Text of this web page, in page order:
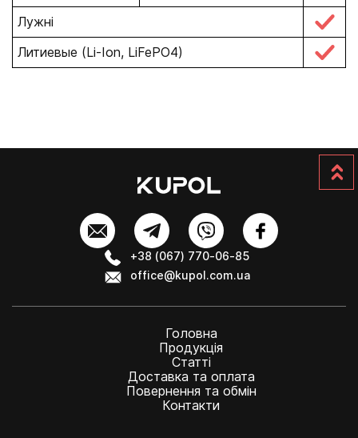
Лужні
Литиевые (Li-Ion, LiFePO4)
+38 (067) 770-06-85
office@kupol.com.ua
Головна
Продукція
Статті
Доставка та оплата
Повернення та обмін
Контакти